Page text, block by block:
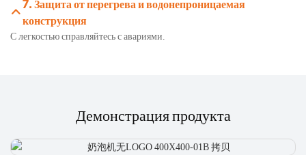
7. Защита от перегрева и водонепроницаемая
конструкция
С легкостью справляйтесь с авариями.
Демонстрация продукта